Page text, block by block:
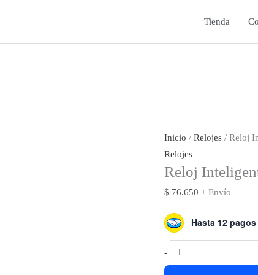
Tienda
Inicio / Relojes / Reloj
Relojes
Reloj
$ 76.650 + Envío
Hasta 12
-
Reloj
Inteligente